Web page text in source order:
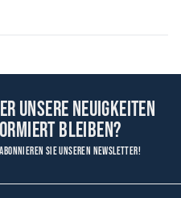
unsere Neuigkeiten
bleiben?
Sie unseren Newsletter!